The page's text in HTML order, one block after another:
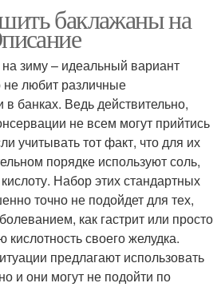
баклажаны на
зиму – идеальный вариант
не любит различные
банках. Ведь действительно,
не всем могут прийтись
учитывать тот факт, что для их
порядке используют соль,
Набор этих стандартных
точно не подойдет для тех,
как гастрит или просто
своего желудка.
предлагают использовать
и они могут не подойти по